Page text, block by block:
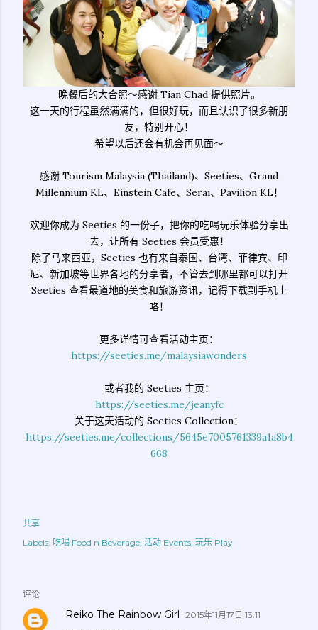
晚餐后的大合照～感谢 Tian Chad 提供照片。
这一天的行程虽然满满的，但很好玩，而且认识了很多新朋
友，特别开心！
希望以后还会有机会再见面～
感谢 Tourism Malaysia (Thailand)、Seeties、Grand
Millennium KL、Einstein Cafe、Serai、Pavilion KL！
欢迎你成为 Seeties 的一份子，把你的吃喝玩乐体验分享出
去，让所有 Seeties 会员受惠！
除了马来西亚，Seeties 也有来自泰国、台湾、菲律宾、印
尼、新加坡等世界各地的分享者，不管去到哪里都可以打开
Seeties 查看最道地的美食和旅游资讯，记得下载到手机上
咯！
更多详情可查看活动主页：
https://seeties.me/malaysiawonders
或者我的 Seeties 主页：
https://seeties.me/jeanyfc
关于这天活动的 Seeties Collection：
https://seeties.me/collections/5645e7005761339a1a8b4
668
共享
Labels: 吃喝 Food n Beverage 活动 Events 玩乐 Play
评论
Reiko The Rainbow Girl 2015年11月17日 13:11